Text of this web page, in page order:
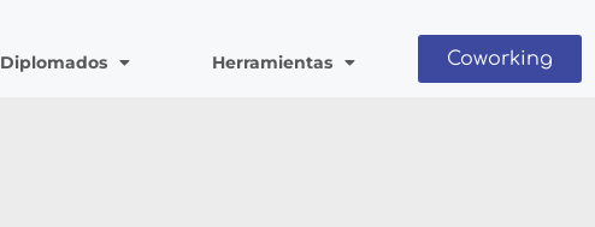
Diplomados Herramientas Coworking